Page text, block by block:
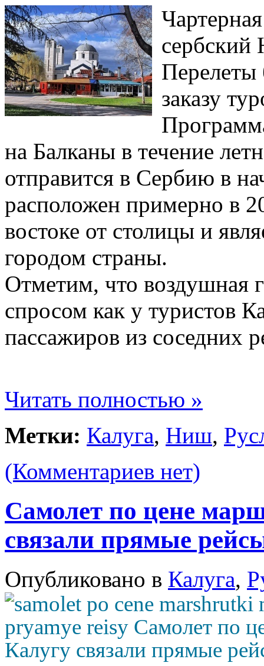
сербский
Перелеты
заказу
на Балканы в течение
отправится в Сербию в
расположен примерно в
востоке от столицы и
городом страны.
Отметим, что воздушная
спросом как у туристов
пассажиров из соседних
Читать полностью »
Метки: Калуга, Ниш,
(Комментариев нет)
Самолет по цене
связали прямые
Опубликовано в Калуга,